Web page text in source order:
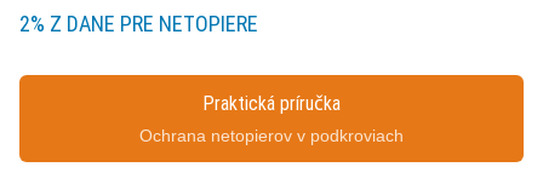
2% Z DANE PRE NETOPIERE
Praktická príručka
Ochrana netopierov v podkroviach